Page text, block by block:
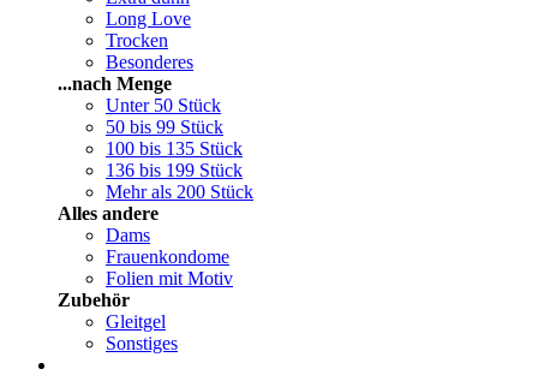
Long Love
Trocken
Besonderes
...nach Menge
Unter 50 Stück
50 bis 99 Stück
100 bis 135 Stück
136 bis 199 Stück
Mehr als 200 Stück
Alles andere
Dams
Frauenkondome
Folien mit Motiv
Zubehör
Gleitgel
Sonstiges